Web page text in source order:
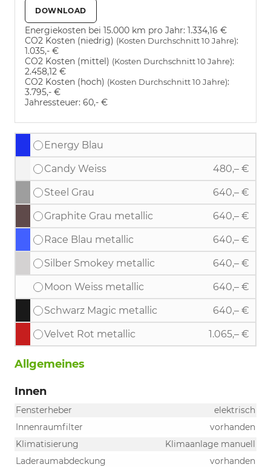
DOWNLOAD
Energiekosten bei 15.000 km pro Jahr: 1.334,16 €
CO2 Kosten (niedrig) (Kosten Durchschnitt 10 Jahre):
1.035,- €
CO2 Kosten (mittel) (Kosten Durchschnitt 10 Jahre):
2.458,12 €
CO2 Kosten (hoch) (Kosten Durchschnitt 10 Jahre):
3.795,- €
Jahressteuer: 60,- €
Energy Blau
Candy Weiss 480,– €
Steel Grau 640,– €
Graphite Grau metallic 640,– €
Race Blau metallic 640,– €
Silber Smokey metallic 640,– €
Moon Weiss metallic 640,– €
Schwarz Magic metallic 640,– €
Velvet Rot metallic 1.065,– €
Allgemeines
Innen
Fensterheber
elektrisch
Innenraumfilter
vorhanden
Klimatisierung
Klimaanlage manuell
Laderaumabdeckung
vorhanden